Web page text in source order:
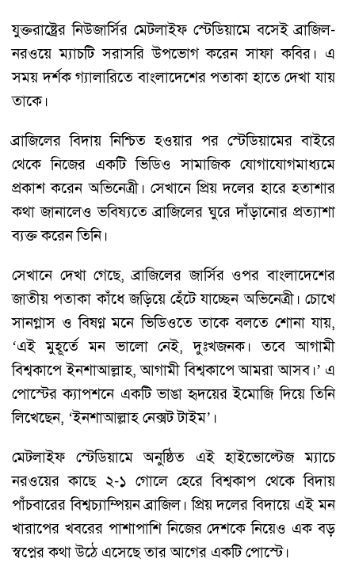
যুক্তরাষ্ট্রের নিউজার্সির মেটলাইফ স্টেডিয়ামে বসেই ব্রাজিল-
নরওয়ে ম্যাচটি সরাসরি উপভোগ করেন সাফা কবির। এ
সময় দর্শক গ্যালারিতে বাংলাদেশের পতাকা হাতে দেখা যায়
তাকে।
ব্রাজিলের বিদায় নিশ্চিত হওয়ার পর স্টেডিয়ামের বাইরে
থেকে নিজের একটি ভিডিও সামাজিক যোগাযোগমাধ্যমে
প্রকাশ করেন অভিনেত্রী। সেখানে প্রিয় দলের হারে হতাশার
কথা জানালেও ভবিষ্যতে ব্রাজিলের ঘুরে দাঁড়ানোর প্রত্যাশা
ব্যক্ত করেন তিনি।
সেখানে দেখা গেছে, ব্রাজিলের জার্সির ওপর বাংলাদেশের
জাতীয় পতাকা কাঁধে জড়িয়ে হেঁটে যাচ্ছেন অভিনেত্রী। চোখে
সানগ্লাস ও বিষণ্ণ মনে ভিডিওতে তাকে বলতে শোনা যায়,
‘এই মুহূর্তে মন ভালো নেই, দুঃখজনক। তবে আগামী
বিশ্বকাপে ইনশাআল্লাহ, আগামী বিশ্বকাপে আমরা আসব।’ এ
পোস্টের ক্যাপশনে একটি ভাঙা হৃদয়ের ইমোজি দিয়ে তিনি
লিখেছেন, ‘ইনশাআল্লাহ নেক্সট টাইম’।
মেটলাইফ স্টেডিয়ামে অনুষ্ঠিত এই হাইভোল্টেজ ম্যাচে
নরওয়ের কাছে ২-১ গোলে হেরে বিশ্বকাপ থেকে বিদায়
পাঁচবারের বিশ্বচ্যাম্পিয়ন ব্রাজিল। প্রিয় দলের বিদায়ে এই মন
খারাপের খবরের পাশাপাশি নিজের দেশকে নিয়েও এক বড়
স্বপ্নের কথা উঠে এসেছে তার আগের একটি পোস্টে।